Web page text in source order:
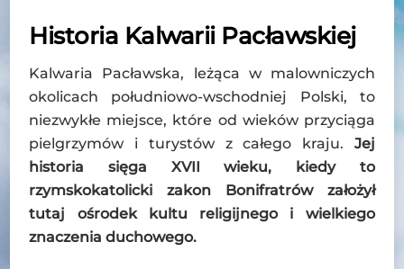
Historia Kalwarii Pacławskiej
Kalwaria Pacławska, leżąca w malowniczych
okolicach południowo-wschodniej Polski, to
niezwykłe miejsce, które od wieków przyciąga
pielgrzymów i turystów z całego kraju. Jej
historia sięga XVII wieku, kiedy to
rzymskokatolicki zakon Bonifratrów założył
tutaj ośrodek kultu religijnego i wielkiego
znaczenia duchowego.